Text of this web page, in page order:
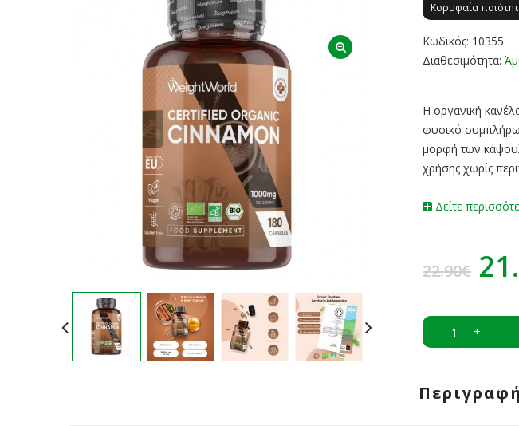
Κορυφαία
Κωδικός: 10355
Διαθεσιμότητα:
Η οργανική
φυσικό
μορφή των
χρήσης χωρίς
Δείτε
22.90€
- +
Περιγραφή